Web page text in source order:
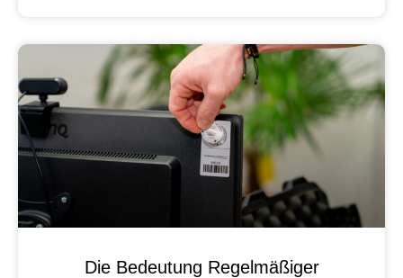
Die Bedeutung Regelmäßiger